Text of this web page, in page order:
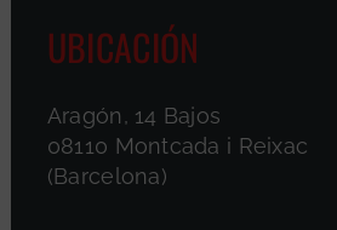
UBICACIÓN
Aragón, 14 Bajos
08110 Montcada i Reixac
(Barcelona)